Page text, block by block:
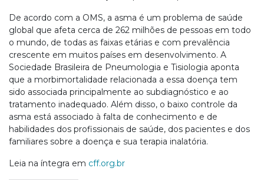
De acordo com a OMS, a asma é um problema de saúde
global que afeta cerca de 262 milhões de pessoas em todo
o mundo, de todas as faixas etárias e com prevalência
crescente em muitos países em desenvolvimento. A
Sociedade Brasileira de Pneumologia e Tisiologia aponta
que a morbimortalidade relacionada a essa doença tem
sido associada principalmente ao subdiagnóstico e ao
tratamento inadequado. Além disso, o baixo controle da
asma está associado à falta de conhecimento e de
habilidades dos profissionais de saúde, dos pacientes e dos
familiares sobre a doença e sua terapia inalatória.
Leia na íntegra em cff.org.br